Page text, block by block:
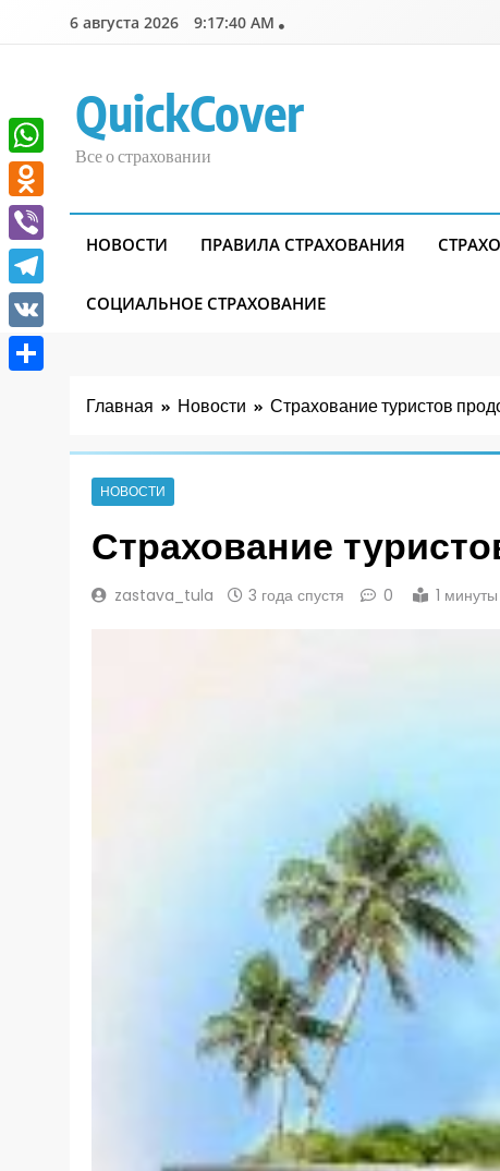
6 августа 2026 9:17:41 AM
QuickCover
Все о страховании
НОВОСТИ ПРАВИЛА СТРАХОВАНИЯ
СОЦИАЛЬНОЕ СТРАХОВАНИЕ
Главная Новости Страхование туристов
НОВОСТИ
Страхование
zastava_tula 3 года спустя 0 1 минуты
WhatsApp
Odnoklassniki
Viber
Telegram
VK